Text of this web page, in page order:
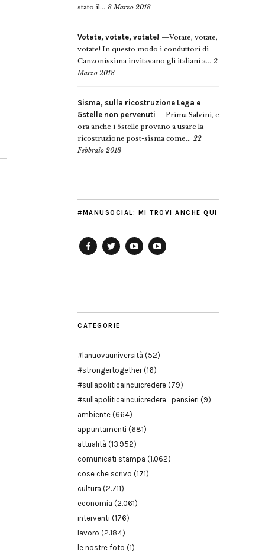
stato il... 8 Marzo 2018
Votate, votate, votate!
Votate, votate,
votate! In questo modo i conduttori di
Canzonissima invitavano gli italiani a... 2
Marzo 2018
Sisma, sulla ricostruzione Lega e
5stelle non pervenuti
Prima Salvini, e
ora anche i 5stelle provano a usare la
ricostruzione post-sisma come... 22
Febbraio 2018
#MANUSOCIAL: MI TROVI ANCHE QUI
CATEGORIE
#lanuovauniversità (52)
#strongertogether(16)
#sullapoliticaincuicredere (79)
#sullapoliticaincuicredere_pensieri (9)
ambiente (664)
appuntamenti (681)
attualità (13.952)
comunicati stampa (1.062)
cose che scrivo (171)
cultura (2.711)
economia (2.061)
interventi (176)
lavoro (2.184)
le nostre foto (1)